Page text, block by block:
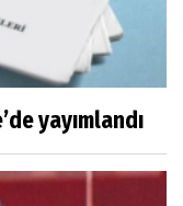
yayımlandı